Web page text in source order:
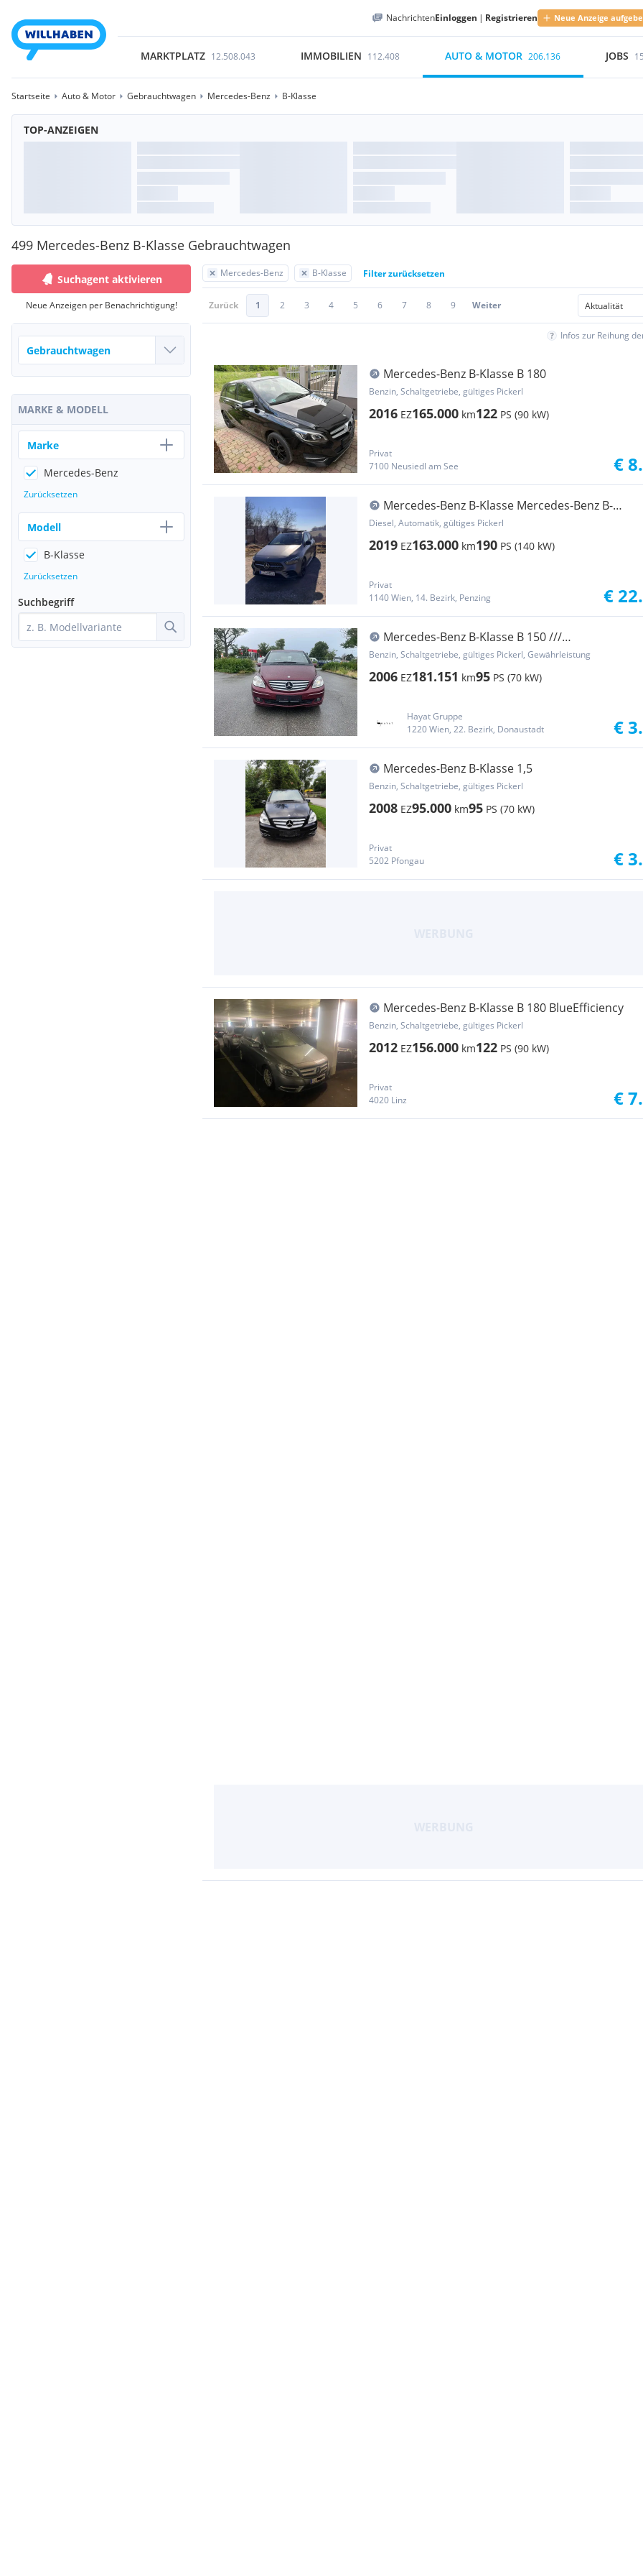
NachrichtenEinloggen | Registrieren Neue Anzeige
MARKTPLATZ 12.508.043 IMMOBILIEN 112.408 AUTO & MOTOR 206.136 JOBS
Startseite Auto & Motor Gebrauchtwagen Mercedes-Benz B-Klasse
TOP-ANZEIGEN
499 Mercedes-Benz B-Klasse Gebrauchtwagen
Mercedes-Benz B-Klasse Filter zurücksetzen
Zurück 1 2 3 4 5 6 7 8 9 Weiter
Infos zur Reihung
Mercedes-Benz B-Klasse B 180
Benzin, Schaltgetriebe, gültiges Pickerl
2016 EZ165.000 km122 PS (90 kW)
Privat
7100 Neusiedl am See
€
Mercedes-Benz B-Klasse Mercedes-Benz B-
Klasse B 220 d AMG Line
Diesel, Automatik, gültiges Pickerl
2019 EZ163.000 km190 PS (140 kW)
Privat
1140 Wien, 14. Bezirk, Penzing
€
Mercedes-Benz B-Klasse B 150 ///
FINANZIERUNG MÖGLICH ///
Benzin, Schaltgetriebe, gültiges Pickerl, Gewährleistung
2006 EZ181.151 km95 PS (70 kW)
Hayat Gruppe
1220 Wien, 22. Bezirk, Donaustadt
€
Mercedes-Benz B-Klasse 1,5
Benzin, Schaltgetriebe, gültiges Pickerl
2008 EZ95.000 km95 PS (70 kW)
Privat
5202 Pfongau
€
Mercedes-Benz B-Klasse B 180 BlueEfficiency
Benzin, Schaltgetriebe, gültiges Pickerl
2012 EZ156.000 km122 PS (90 kW)
Privat
4020 Linz
€
Suchagent aktivieren
Neue Anzeigen per Benachrichtigung!
MARKE & MODELL
Marke
Mercedes-Benz
Zurücksetzen
Modell
B-Klasse
Zurücksetzen
Suchbegriff